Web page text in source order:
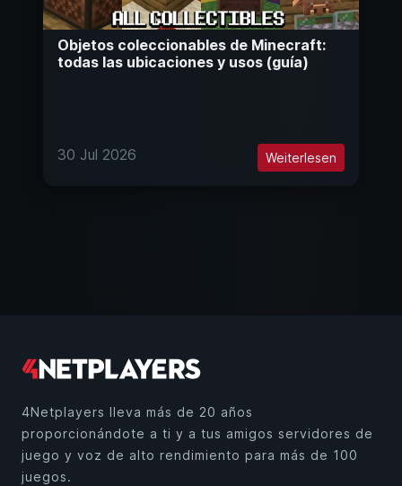
Objetos coleccionables de Minecraft:
todas las ubicaciones y usos (guía)
30 Jul 2026 Weiterlesen
4Netplayers lleva más de 20 años
proporcionándote a ti y a tus amigos servidores de
juego y voz de alto rendimiento para más de 100
juegos.